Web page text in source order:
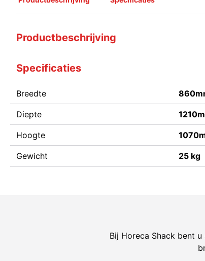
Productbeschrijving
Specificaties
Breedte
Diepte
Hoogte
Gewicht 25 kg
Bij Horeca Shack bent